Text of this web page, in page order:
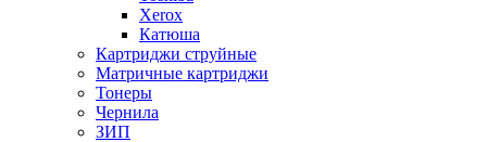
Xerox
Катюша
Картриджи струйные
Матричные картриджи
Тонеры
Чернила
ЗИП